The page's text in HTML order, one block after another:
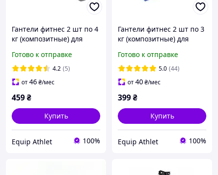
Гантели фитнес 2 шт по 4
кг (композитные) для
Готово к отправке
4.2 (5)
от46₴/мес
459₴
Купить
Equip Athlet 100%
Гантели фитнес 2 шт по 3
кг (композитные) для
Готово к отправке
5.0 (44)
от40₴/мес
399₴
Купить
Equip Athlet 100%